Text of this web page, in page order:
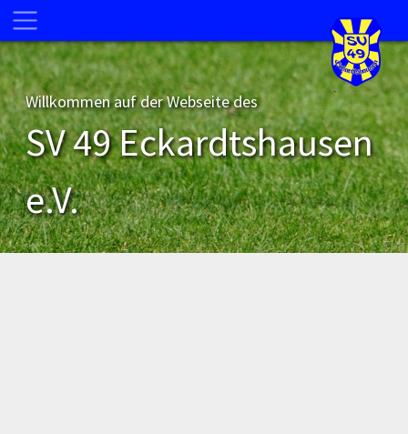
Willkommen auf der Webseite des
SV 49 Eckardtshausen
e.V.